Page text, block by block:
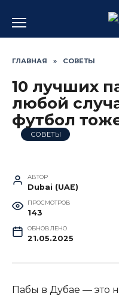
содержанию
ГЛАВНАЯ » СОВЕТЫ
10 лучших
любой
футбол
СОВЕТЫ
АВТОР
Dubai (UAE)
ПРОСМОТРОВ
143
ОБНОВЛЕНО
21.05.2025
Пабы в Дубае — это